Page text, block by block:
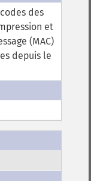
des
et
(MAC)
depuis le